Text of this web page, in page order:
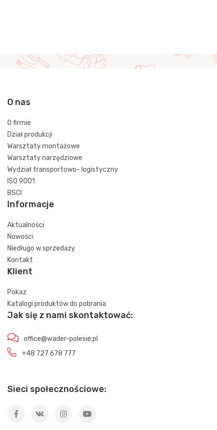
O nas
O firmie
Dział produkcji
Warsztaty montażowe
Warsztaty narzędziowe
Wydział transportowo- logistyczny
ISO 9001
BSCI
Informacje
Aktualności
Nowości
Niedługo w sprzedaży
Kontakt
Klient
Pokaz
Katalogi produktów do pobrania
Jak się z nami skontaktować:
office@wader-polesie.pl
+48 727 678 777
Sieci społecznościowe: